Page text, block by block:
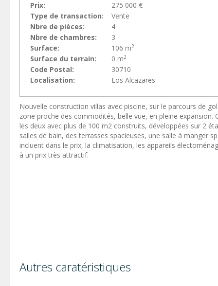
Prix:
275 000 €
Type de transaction:
Vente
Nbre de pièces:
4
Nbre de chambres:
3
Surface:
106 m2
Surface du terrain: 0 m2
Code Postal:
30710
Localisation:
Los Alcazares
Nouvelle construction villas avec piscine, sur le parcours de
zone proche des commodités, belle vue, en pleine
les deux avec plus de 100 m2 construits, développées sur 2
salles de bain, des terrasses spacieuses, une salle à manger
incluent dans le prix, la climatisation, les appareils
à un prix très attractif.
Autres caratéristiques